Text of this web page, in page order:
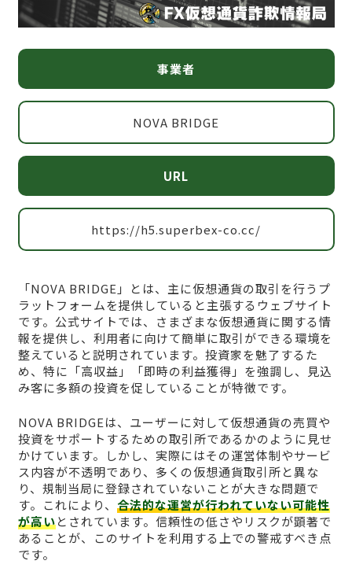
事業者
NOVA BRIDGE
URL
https://h5.superbex-co.cc/
「NOVA BRIDGE」とは、主に仮想通貨の取引を行うプ
ラットフォームを提供していると主張するウェブサイト
です。公式サイトでは、さまざまな仮想通貨に関する情
報を提供し、利用者に向けて簡単に取引ができる環境を
整えていると説明されています。投資家を魅了するた
め、特に「高収益」「即時の利益獲得」を強調し、見込
み客に多額の投資を促していることが特徴です。
NOVA BRIDGEは、ユーザーに対して仮想通貨の売買や
投資をサポートするための取引所であるかのように見せ
かけています。しかし、実際にはその運営体制やサービ
ス内容が不透明であり、多くの仮想通貨取引所と異な
り、規制当局に登録されていないことが大きな問題で
す。これにより、 合法的な運営が行われていない可能性
が高いとされています。信頼性の低さやリスクが顕著で
あることが、このサイトを利用する上での警戒すべき点
です。